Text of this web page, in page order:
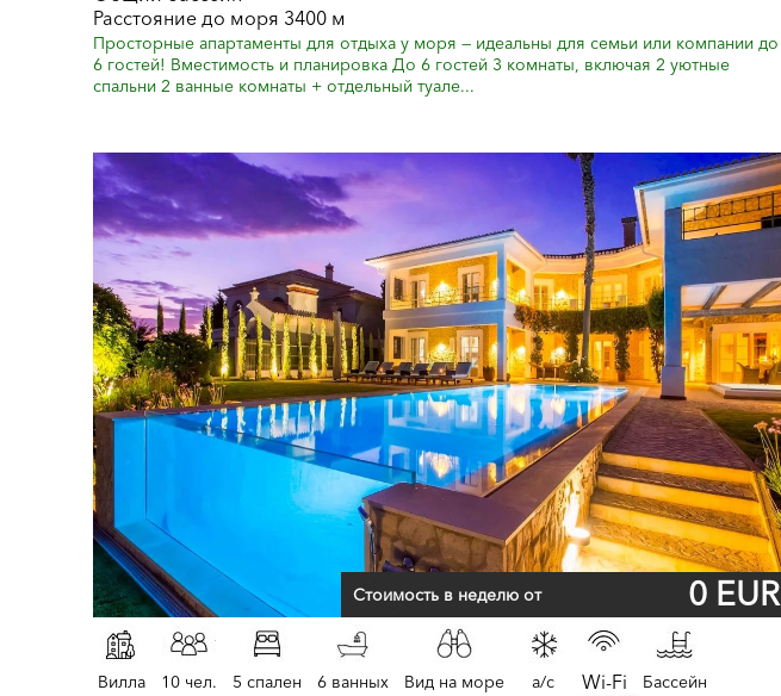
Расстояние до моря 3400 м
Просторные апартаменты для отдыха у моря — идеальны для семьи или компании до
6 гостей! Вместимость и планировка До 6 гостей 3 комнаты, включая 2 уютные
спальни 2 ванные комнаты + отдельный туале...
Стоимость в неделю от 0 EUR
Вилла 10 чел. 5 спален 6 ванных Вид на море a/c Wi-Fi Бассейн